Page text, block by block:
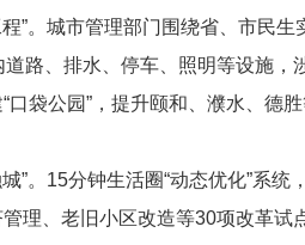
程”。城市管理部门围绕省、市民
路、排水、停车、照明等设施，
口袋公园”，提升颐和、濮水、德
”。 15分钟生活圈“动态优化”系
理、老旧小区改造等30项改革试